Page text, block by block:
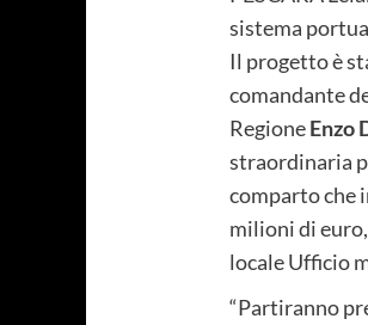
sistema
Il progetto è
comandante
RegioneEnzo
straordinaria
comparto che
milioni di
locale Ufficio
“Partiranno